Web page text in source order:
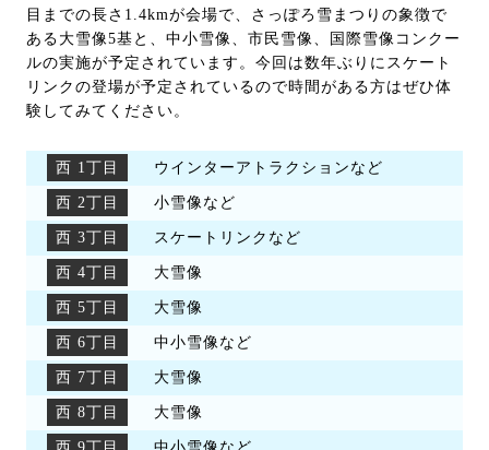
目までの長さ1.4kmが会場で、さっぽろ雪まつりの象徴で
ある大雪像5基と、中小雪像、市民雪像、国際雪像コンクー
ルの実施が予定されています。今回は数年ぶりにスケート
リンクの登場が予定されているので時間がある方はぜひ体
験してみてください。
西 1丁目 ウインターアトラクションなど
西 2丁目 小雪像など
西 3丁目 スケートリンクなど
西 4丁目 大雪像
西 5丁目 大雪像
西 6丁目 中小雪像など
西 7丁目 大雪像
西 8丁目 大雪像